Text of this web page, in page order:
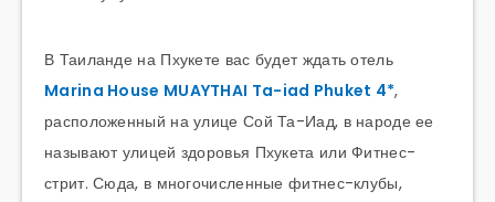
В Таиланде на Пхукете вас будет ждать отель
Marina House MUAYTHAI Ta-iad Phuket 4*,
расположенный на улице Сой Та-Иад, в народе ее
называют улицей здоровья Пхукета или Фитнес-
стрит. Сюда, в многочисленные фитнес-клубы,